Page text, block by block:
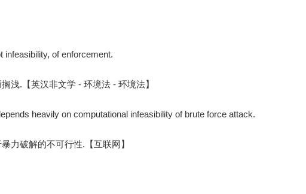
infeasibility, of enforcement.
浅.【英汉非文学 - 环境法 - 环境法】
heavily on computational infeasibility of brute force attack.
力破解的不可行性.【互联网】